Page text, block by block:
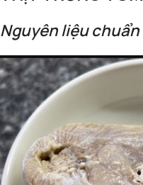
Nguyên liệu chuẩn